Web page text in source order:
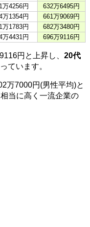
万4256円
632万6495円
万1354円
661万9069円
万1783円
682万3480円
万4431円 696万9116円
円と上昇し、 20代
ています。
万7000円(男性平均)と
当に高く一流企業の